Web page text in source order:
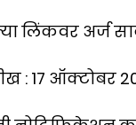
लिंकवर अर्ज
: 17 ऑक्टोबर